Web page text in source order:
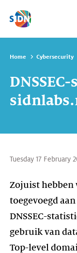
Skip navigation
Home Cybersecurity
Tuesday 17 February
Zojuist hebben
toegevoegd
DNSSEC-
gebruik van
Top-level